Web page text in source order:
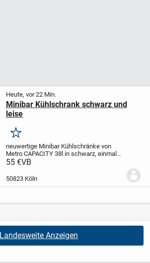
Heute, vor 22 Min.
Minibar Kühlschrank schwarz und
leise
Merken
neuwertige Minibar Kühlschränke von
Metro CAPACITY 38l in schwarz, einmal
benutzt, Originalverpackung, freistehend
gerne alle zusammen. Preisvorstellungen
55 €VB
50823 Köln
Landesweite Anzeigen